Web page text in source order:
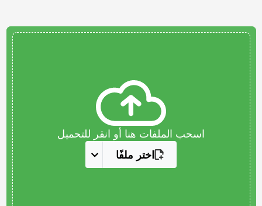
اسحب الملفات هنا أو انقر للتحميل
اختر ملفًا